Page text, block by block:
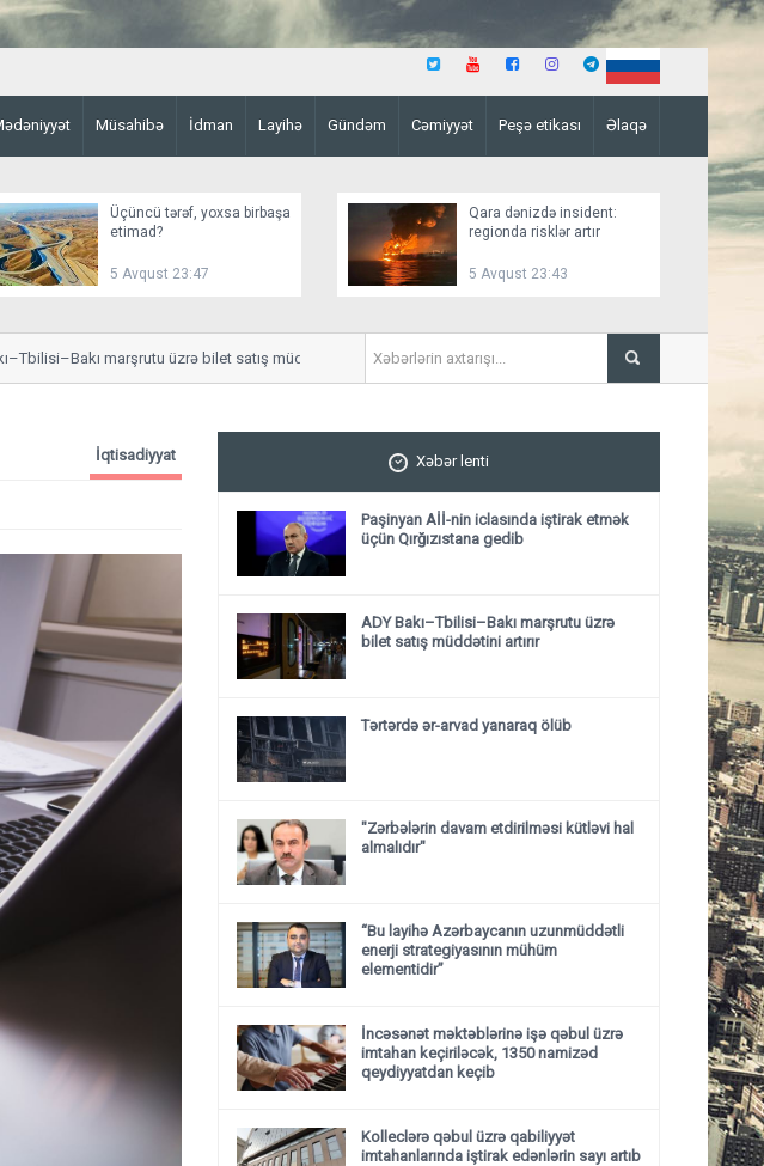
Müsahibə İdman Layihə Gündəm Cəmiyyət Peşə etikası Əlaqə
Üçüncü tərəf, yoxsa birbaşa
etimad?
5 Avqust 23:47
Qara dənizdə insident:
regionda risklər artır
5 Avqust 23:43
marşrutu üzrə bilet satış müddətini artırır Tərtərdə ər-arvad yanaraq
İqtisadiyyat Xəbər lenti
Paşinyan Aİİ-nin iclasında iştirak etmək
üçün Qırğızıstana gedib
ADY Bakı–Tbilisi–Bakı marşrutu üzrə
bilet satış müddətini artırır
Tərtərdə ər-arvad yanaraq ölüb
"Zərbələrin davam etdirilməsi kütləvi hal
almalıdır"
“Bu layihə Azərbaycanın uzunmüddətli
enerji strategiyasının mühüm
elementidir”
İncəsənət məktəblərinə işə qəbul üzrə
imtahan keçiriləcək, 1350 namizəd
qeydiyyatdan keçib
Kolleclərə qəbul üzrə qabiliyyət
imtahanlarında iştirak edənlərin sayı artıb